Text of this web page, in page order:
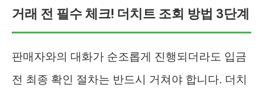
거래 전 필수 체크! 더치트 조회 방법 3단계
판매자와의 대화가 순조롭게 진행되더라도 입금
전 최종 확인 절차는 반드시 거쳐야 합니다. 더치